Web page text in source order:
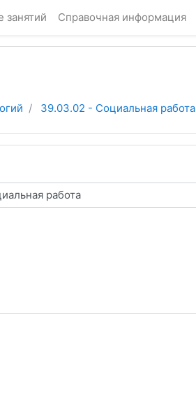
занятий Справочная информация
39.03.02 - Социальная работа